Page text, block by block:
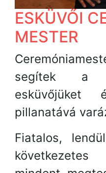
ESKÜVŐI
MESTER
segítek a
esküvőjüket
pillanatává
Fiatalos,
következetes